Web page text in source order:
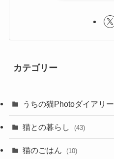
カテゴリー
うちの猫Photoダイアリー
猫との暮らし (43)
猫のごはん (10)